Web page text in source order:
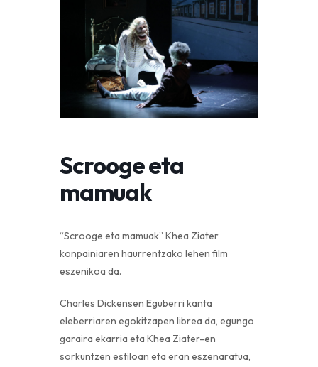
Scrooge eta
mamuak
“Scrooge eta mamuak” Khea Ziater
konpainiaren haurrentzako lehen film
eszenikoa da.
Charles Dickensen Eguberri kanta
eleberriaren egokitzapen librea da, egungo
garaira ekarria eta Khea Ziater-en
sorkuntzen estiloan eta eran eszenaratua,